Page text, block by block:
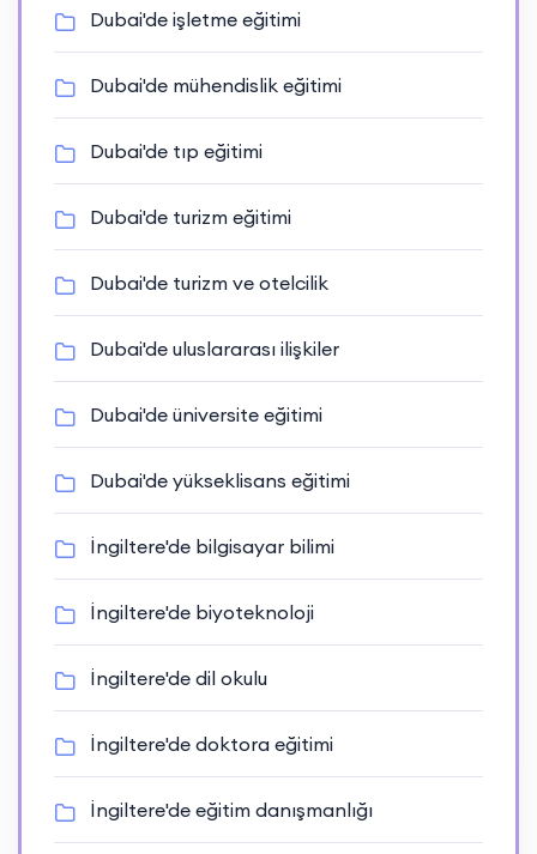
Dubai'de işletme eğitimi
Dubai'de mühendislik eğitimi
Dubai'de tıp eğitimi
Dubai'de turizm eğitimi
Dubai'de turizm ve otelcilik
Dubai'de uluslararası ilişkiler
Dubai'de üniversite eğitimi
Dubai'de yükseklisans eğitimi
İngiltere'de bilgisayar bilimi
İngiltere'de biyoteknoloji
İngiltere'de dil okulu
İngiltere'de doktora eğitimi
İngiltere'de eğitim danışmanlığı